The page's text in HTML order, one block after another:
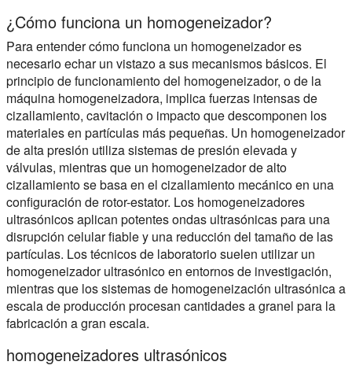
¿Cómo funciona un homogeneizador?
Para entender cómo funciona un homogeneizador es
necesario echar un vistazo a sus mecanismos básicos. El
principio de funcionamiento del homogeneizador, o de la
máquina homogeneizadora, implica fuerzas intensas de
cizallamiento, cavitación o impacto que descomponen los
materiales en partículas más pequeñas. Un homogeneizador
de alta presión utiliza sistemas de presión elevada y
válvulas, mientras que un homogeneizador de alto
cizallamiento se basa en el cizallamiento mecánico en una
configuración de rotor-estator. Los homogeneizadores
ultrasónicos aplican potentes ondas ultrasónicas para una
disrupción celular fiable y una reducción del tamaño de las
partículas. Los técnicos de laboratorio suelen utilizar un
homogeneizador ultrasónico en entornos de investigación,
mientras que los sistemas de homogeneización ultrasónica a
escala de producción procesan cantidades a granel para la
fabricación a gran escala.
homogeneizadores ultrasónicos